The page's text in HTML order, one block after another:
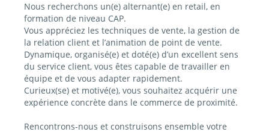
Nous recherchons un(e) alternant(e) en retail, en
formation de niveau CAP.
Vous appréciez les techniques de vente, la gestion de
la relation client et l’animation de point de vente.
Dynamique, organisé(e) et doté(e) d’un excellent sens
du service client, vous êtes capable de travailler en
équipe et de vous adapter rapidement.
Curieux(se) et motivé(e), vous souhaitez acquérir une
expérience concrète dans le commerce de proximité.
Rencontrons-nous et construisons ensemble votre